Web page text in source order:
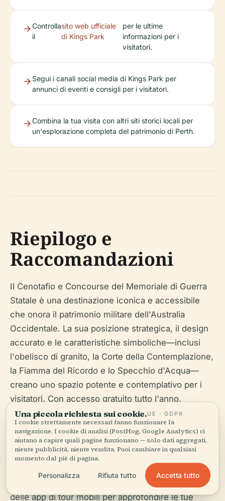
Controlla
il
sito web ufficiale
di Kings Park
per le ultime
informazioni per i
visitatori.
Segui i canali social media di Kings Park per
annunci di eventi e consigli per i visitatori.
Combina la tua visita con altri siti storici locali per
un'esplorazione completa del patrimonio di Perth.
Riepilogo e
Raccomandazioni
Il Cenotafio e Concourse del Memoriale di Guerra
Statale è una destinazione iconica e accessibile
che onora il patrimonio militare dell'Australia
Occidentale. La sua posizione strategica, il design
accurato e le caratteristiche simboliche—inclusi
l'obelisco di granito, la Corte della Contemplazione,
la Fiamma del Ricordo e lo Specchio d'Acqua—
creano uno spazio potente e contemplativo per i
visitatori. Con accesso gratuito tutto l'anno,
strutture complete e un programma diversificato di
visite guidate ed eventi, il memoriale rimane una
testimonianza vivente di valore, sacrificio e spirito
comunitario. Per un'esperienza più significativa,
pianifica la tua visita durante gli eventi
commemorativi, esplora i Viali d'Onore e approfitta
delle app di tour mobili per approfondire le tue
Una piccola richiesta sui cookie.UE · GDPR
I cookie strettamente necessari fanno funzionare la
navigazione. I cookie di analisi (PostHog, Google Analytics) ci
aiutano a capire quali pagine funzionano — solo dati aggregati,
niente pubblicità, niente vendita. Puoi cambiare in qualsiasi
momento dal piè di pagina.
Personalizza Rifiuta tutto Accetta tutto